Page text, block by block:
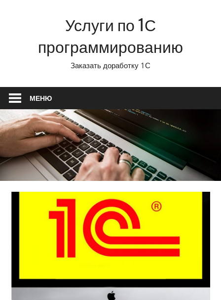
Услуги по 1С
программированию
Заказать доработку 1С
МЕНЮ